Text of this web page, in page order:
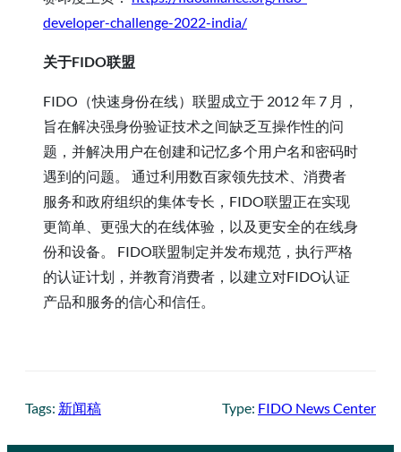
developer-challenge-2022-india/
关于FIDO联盟
FIDO（快速身份在线）联盟成立于 2012 年 7 月，
旨在解决强身份验证技术之间缺乏互操作性的问
题，并解决用户在创建和记忆多个用户名和密码时
遇到的问题。 通过利用数百家领先技术、消费者
服务和政府组织的集体专长，FIDO联盟正在实现
更简单、更强大的在线体验，以及更安全的在线身
份和设备。 FIDO联盟制定并发布规范，执行严格
的认证计划，并教育消费者，以建立对FIDO认证
产品和服务的信心和信任。
Tags: 新闻稿 Type: FIDO News Center